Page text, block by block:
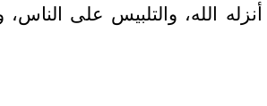
الله، والتلبيس على